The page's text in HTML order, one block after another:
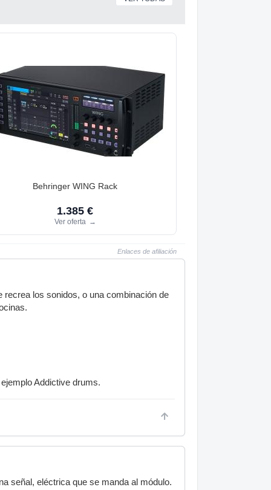
Behringer WING Rack
1.385 €
Ver oferta →
Enlaces de afiliación
los sonidos, o una combinación de
Addictive drums.
señal, eléctrica que se manda al módulo.